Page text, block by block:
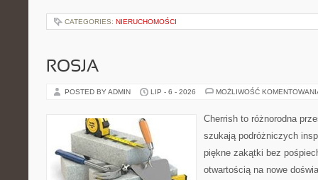
CATEGORIES: NIERUCHOMOŚCI
ROSJA
POSTED BY ADMIN LIP - 6 - 2026 MOŻLIWOŚĆ
Cherrish to różnorodna
szukają podróżniczych
piękne zakątki bez
otwartością na nowe